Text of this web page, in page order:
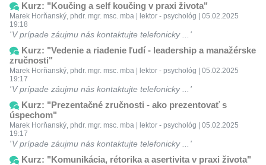
Kurz: "Koučing a self koučing v praxi života"
Marek Horňanský, phdr. mgr. msc. mba | lektor - psychológ | 05.02.2025
19:18
V prípade záujmu nás kontaktujte telefonicky ...
Kurz: "Vedenie a riadenie ľudí - leadership a manažérske
zručnosti"
Marek Horňanský, phdr. mgr. msc. mba | lektor - psychológ | 05.02.2025
19:17
V prípade záujmu nás kontaktujte telefonicky ...
Kurz: "Prezentačné zručnosti - ako prezentovať s
úspechom"
Marek Horňanský, phdr. mgr. msc. mba | lektor - psychológ | 05.02.2025
19:17
V prípade záujmu nás kontaktujte telefonicky ...
Kurz: "Komunikácia, rétorika a asertivita v praxi života"